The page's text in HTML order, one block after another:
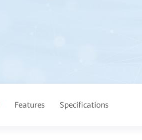
Features Specifications